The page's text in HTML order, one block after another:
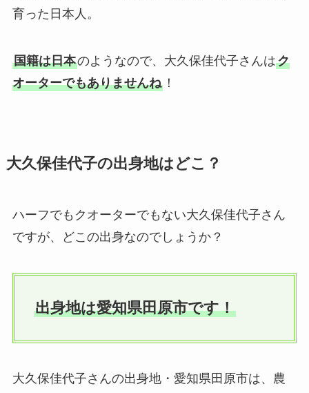
育った日本人。
国籍は日本のようなので、大久保佳代子さんはク
オーターでもありませんね！
大久保佳代子の出身地はどこ？
ハーフでもクオーターでもない大久保佳代子さん
ですが、どこの出身なのでしょうか？
出身地は愛知県田原市です！
大久保佳代子さんの出身地・愛知県田原市は、農